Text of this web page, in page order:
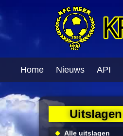
Home Nieuws API
Uitslagen
Alle uitslagen